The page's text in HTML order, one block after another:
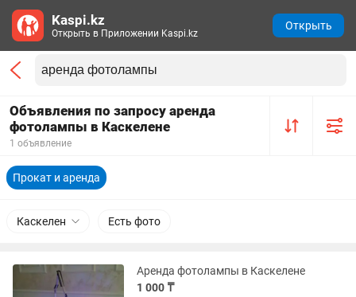
Объявления по запросу аренда
фотолампы в Каскелене
1 объявление
Прокат и аренда
Каскелен Есть фото
Аренда фотолампы в Каскелене
1 000 ₸
Kaspi.kz
Открыть в Приложении Kaspi.kz
Открыть